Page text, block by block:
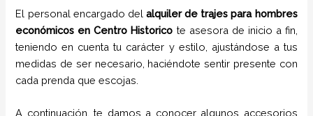
El personal encargado del alquiler de trajes para hombres
económicos en Centro Historico te asesora de inicio a fin,
teniendo en cuenta tu carácter y estilo, ajustándose a tus
medidas de ser necesario, haciéndote sentir presente con
cada prenda que escojas.
A continuación, te damos a conocer algunos accesorios